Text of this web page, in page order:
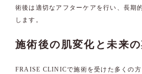
術後は適切なアフターケアを行い、長期
します。
施術後の肌変化と未来
FRAISE CLINICで施術を受けた多くの